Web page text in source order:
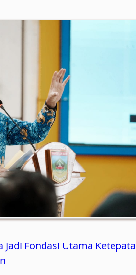
Jadi Fondasi Utama